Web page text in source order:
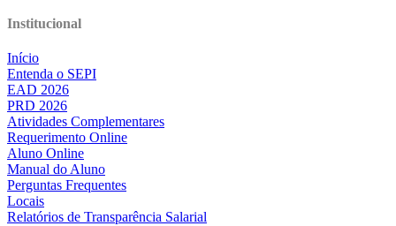
Institucional
Início
Entenda o SEPI
EAD 2026
PRD 2026
Atividades Complementares
Requerimento Online
Aluno Online
Manual do Aluno
Perguntas Frequentes
Locais
Relatórios de Transparência Salarial